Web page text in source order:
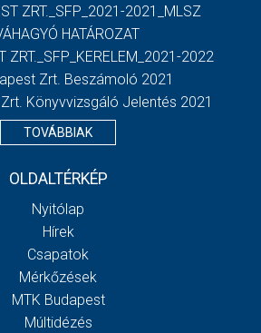
ZRT._SFP_2021-2021_MLSZ
HATÁROZAT
ZRT._SFP_KERELEM_2021-2022
Zrt. Beszámoló 2021
Könyvvizsgáló Jelentés 2021
TOVÁBBIAK
OLDALTÉRKÉP
Nyitólap
Hírek
Csapatok
Mérkőzések
MTK Budapest
Múltidézés